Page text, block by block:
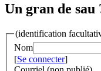
Un gran de sau
(identification
Nom
[Se connecter]